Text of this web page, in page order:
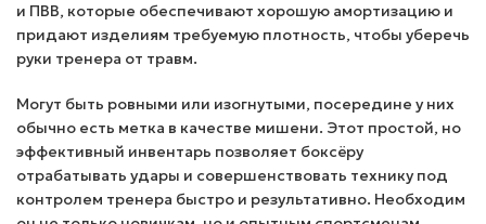
и ПВВ, которые обеспечивают хорошую амортизацию и
придают изделиям требуемую плотность, чтобы уберечь
руки тренера от травм.
Могут быть ровными или изогнутыми, посередине у них
обычно есть метка в качестве мишени. Этот простой, но
эффективный инвентарь позволяет боксёру
отрабатывать удары и совершенствовать технику под
контролем тренера быстро и результативно. Необходим